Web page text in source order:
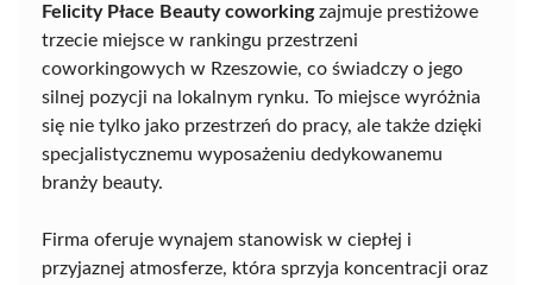
Felicity Płace Beauty coworkingzajmuje prestiżowe
trzecie miejsce w rankingu przestrzeni
coworkingowych w Rzeszowie, co świadczy o jego
silnej pozycji na lokalnym rynku. To miejsce wyróżnia
się nie tylko jako przestrzeń do pracy, ale także dzięki
specjalistycznemu wyposażeniu dedykowanemu
branży beauty.
Firma oferuje wynajem stanowisk w ciepłej i
przyjaznej atmosferze, która sprzyja koncentracji oraz